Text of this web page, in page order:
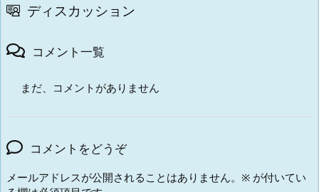
ディスカッション
コメント一覧
まだ、コメントがありません
コメントをどうぞ
メールアドレスが公開されることはありません。 ※ が付いてい